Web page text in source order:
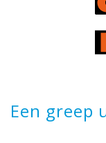
Een greep